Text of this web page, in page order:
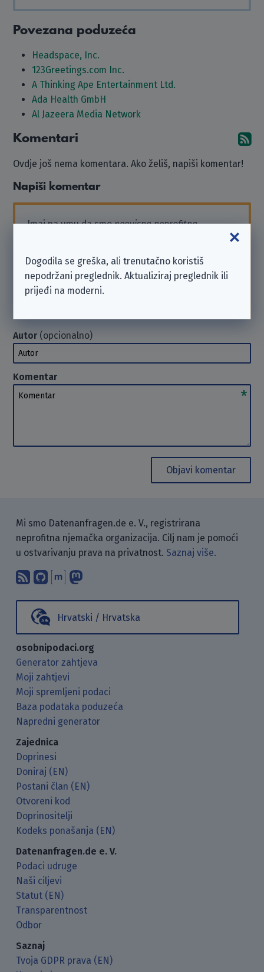
Povezana poduzeća
Headspace, Inc.
123Greetings.com Inc.
A Thinking Ape Entertainment Ltd.
Ada Health GmbH
Al Jazeera Media Network
Komentari
Ovdje još nema komentara. Ako želiš, napiši komentar!
Napiši komentar
Imaj na umu da smoneovisna neprofitna
i nismo povezani s ovdje navedenim
Ako trebaš podršku ili želiš poslati zahtjev, obrati
se poduzeću izravno. U takvim slučajevima ne
možemo pomoći. Hvala na razumijevanju.
Autor(opcionalno)
Autor
Komentar
Komentar
Objavi komentar
Mi smo Datenanfragen.de e. V., registrirana
neprofitna njemačka organizacija. Cilj nam je pomoći
u ostvarivanju prava na privatnost. Saznaj više.
Pretplati se na naš blog koristeći
Pronađi nas na GitHubu.
Raspravljaj s nama putem
Hrvatski / Hrvatska
osobnipodaci.org
Generator zahtjeva
Moji zahtjevi
Moji spremljeni podaci
Baza podataka poduzeća
Napredni generator
Zajednica
Doprinesi
Doniraj (EN)
Postani član (EN)
Otvoreni kod
Doprinositelji
Kodeks ponašanja (EN)
Datenanfragen.de e. V.
Podaci udruge
Naši ciljevi
Statut (EN)
Transparentnost
Odbor
Saznaj
Tvoja GDPR prava (EN)
Dogodila se greška, ali trenutačno koristiš
nepodržani preglednik. Aktualiziraj preglednik ili
prijeđi na moderni.